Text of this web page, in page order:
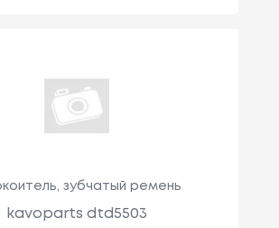
зубчатый ремень
kavoparts dtd5503